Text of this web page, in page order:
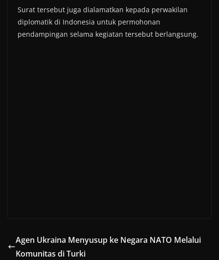
Surat tersebut juga dialamatkan kepada perwakilan
diplomatik di Indonesia untuk permohonan
pendampingan selama kegiatan tersebut berlangsung.
Agen Ukraina Menyusup ke Negara NATO Melalui
Komunitas di Turki